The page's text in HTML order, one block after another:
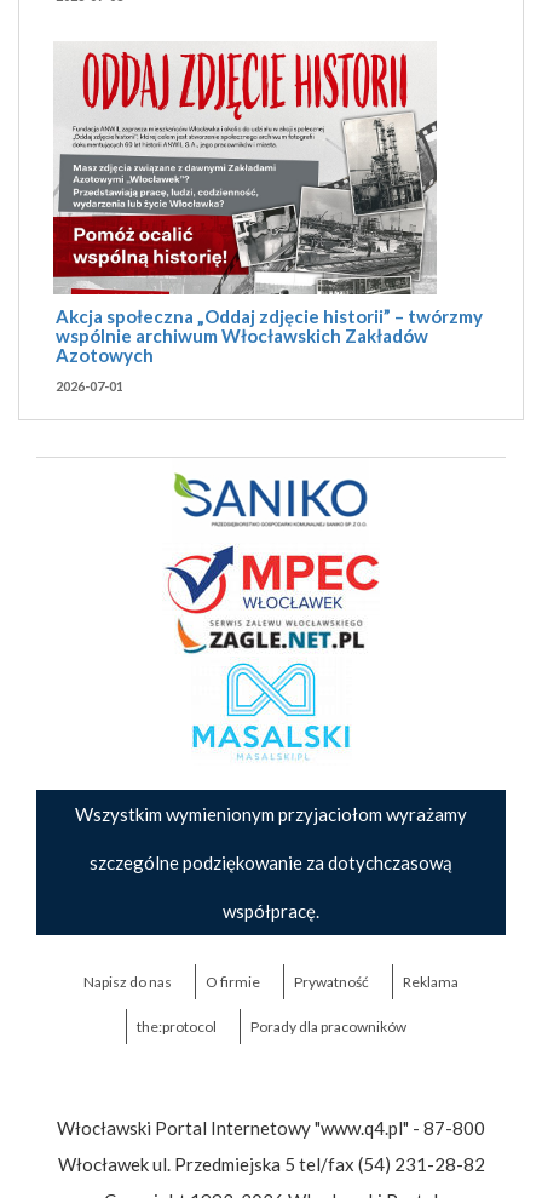
Akcja społeczna „Oddaj zdjęcie historii” – twórzmy
wspólnie archiwum Włocławskich Zakładów
Azotowych
2026-07-01
Wszystkim wymienionym przyjaciołom wyrażamy
szczególne podziękowanie za dotychczasową
współpracę.
Napisz do nas O firmie Prywatność Reklama
the:protocol Porady dla pracowników
Włocławski Portal Internetowy "www.q4.pl" - 87-800
Włocławek ul. Przedmiejska 5 tel/fax (54) 231-28-82